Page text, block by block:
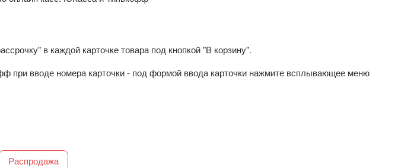
в каждой карточке товара под кнопкой "В корзину".
при вводе номера карточки - под формой ввода карточки нажмите всплывающее меню
Распродажа